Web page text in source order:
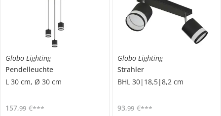
Globo Lighting
Pendelleuchte
L 30 cm, Ø 30 cm
157,99 €***
Globo Lighting
Strahler
BHL 30|18,5|8,2 cm
93,99 €***